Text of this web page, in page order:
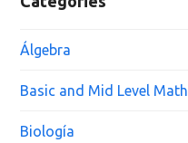
Álgebra
Basic and Mid Level Math
Biología